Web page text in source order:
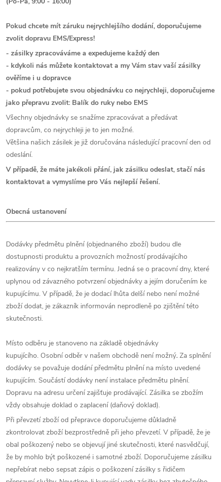
Pokud chcete mít záruku nejrychlejšího dodání, doporučujeme
zvolit dopravu EMS/Express!
- zásilky zpracováváme a expedujeme každý den
- kdykoli nás můžete kontaktovat a my Vám stav vaší zásilky
ověříme i u dopravce
- pokud potřebujete svou objednávku co nejrychleji, doporučujeme
jako přepravu zvolit: Balík do ruky nebo EMS
Všechny objednávky se snažíme zpracovávat a předávat
dopravcům, co nejrychleji je to jen možné.
Většina našich zásilek je již doručována následující pracovní den od
odeslání.
V případě, že máte jakékoli přání, jak zásilku odeslat, stačí nás
kontaktovat a vymyslíme pro Vás nejlepší řešení.
Obecná ustanovení
Dodávky předmětu plnění (objednaného zboží) budou dle
dostupnosti produktu a provozních možností prodávajícího
realizovány v co nejkratším termínu. Jedná se o pracovní dny, které
uplynou od závazného potvrzení objednávky a jejím doručením ke
kupujícímu. V případě, že je dodací lhůta delší nebo není možné
zboží dodat, je zákazník informován neprodleně po zjištění této
skutečnosti.
Místo odběru je stanoveno na základě objednávky
kupujícího. Osobní odběr v našem obchodě není možný. Za splnění
dodávky se považuje dodání předmětu plnění na místo uvedené
kupujícím. Součástí dodávky není instalace předmětu plnění.
Dopravu na adresu určení zajišťuje prodávající. Zásilka se zbožím
vždy obsahuje doklad o zaplacení (daňový doklad).
Při převzetí zboží od přepravce doporučujeme důkladně
zkontrolovat zboží bezprostředně při jeho převzetí. V případě, že je
obal poškozený nebo se objevují jiné skutečnosti, které nasvědčují,
že by mohlo být poškozené i samotné zboží. Doporučujeme zásilku
nepřebírat nebo sepsat zápis o poškození zásilky s řidičem